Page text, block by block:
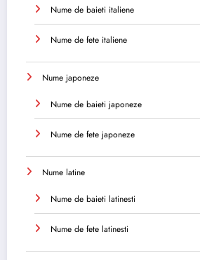
Nume de baieti italiene
Nume de fete italiene
Nume japoneze
Nume de baieti japoneze
Nume de fete japoneze
Nume latine
Nume de baieti latinesti
Nume de fete latinesti